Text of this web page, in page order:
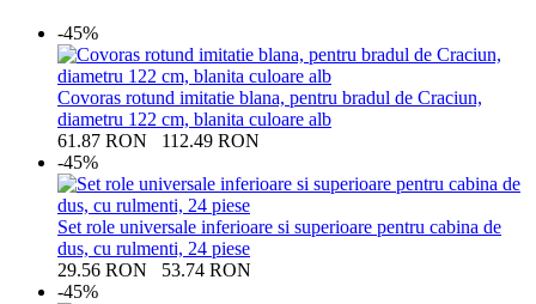
-45%
Covoras rotund imitatie blana, pentru bradul de Craciun,
diametru 122 cm, blanita culoare alb
61.87 RON 112.49 RON
-45%
Set role universale inferioare si superioare pentru cabina de
dus, cu rulmenti, 24 piese
29.56 RON 53.74 RON
-45%